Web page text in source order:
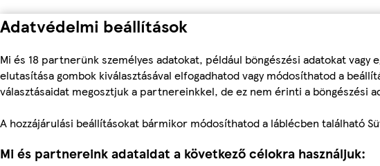
Adatvédelmi beállítások
Mi és 18 partnerünk személyes adatokat, például böngészési adatokat
elutasítása gombok kiválasztásával elfogadhatod vagy módosíthatod a
választásaidat megosztjuk a partnereinkkel, de ez nem érinti a böngészési
A hozzájárulási beállításokat bármikor módosíthatod a láblécben található
Mi és partnereink adataidat a következő célokra használjuk: